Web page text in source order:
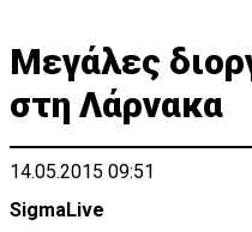
Μεγάλες
στη Λάρνακα
14.05.2015 09:51
SigmaLive